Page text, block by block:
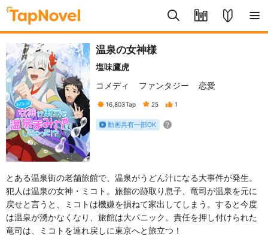
温泉の女神様
塩味鷹虎
コメディ
ファンタジー 恋愛
16,803Tap 25 1
動画共有一部OK
とある温泉街の老舗旅館で、温泉がうどん汁になる大事件が発生。
犯人は温泉の女神・ミコト。旅館の跡取り息子、竜司が温泉を元に
戻せと言うと、ミコトは機嫌を損ねて家出してしまう。すると今度
は温泉が湧かなくなり、旅館は大パニック。責任を押し付けられた
竜司は、ミコトを連れ戻しに東京へと旅立つ！